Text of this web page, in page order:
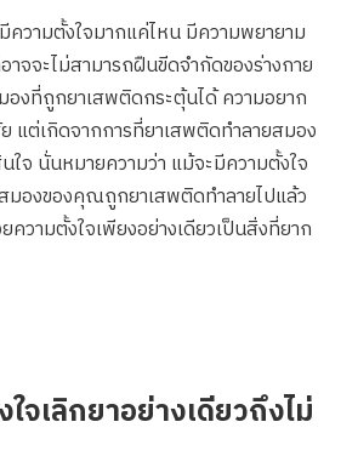
ความตั้งใจมากแค่ไหน มีความพยายาม
จจะไม่สามารถฝืนขีดจำกัดของร่างกาย
องที่ถูกยาเสพติดกระตุ้นได้ ความอยาก
แต่เกิดจากการที่ยาเสพติดทำลายสมอง
จ นั่นหมายความว่า แม้จะมีความตั้งใจ
มองของคุณถูกยาเสพติดทำลายไปแล้ว
ความตั้งใจเพียงอย่างเดียวเป็นสิ่งที่ยาก
จเลิกยาอย่างเดียวถึงไม่